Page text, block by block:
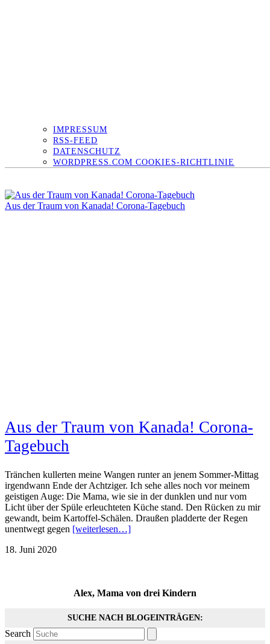
IMPRESSUM
RSS-FEED
DATENSCHUTZ
WORDPRESS.COM COOKIES-RICHTLINIE
Aus der Traum von Kanada! Corona-Tagebuch
Aus der Traum von Kanada! Corona-
Tagebuch
Tränchen kullerten meine Wangen runter an jenem Sommer-Mittag
irgendwann Ende der Achtziger. Ich sehe alles noch vor meinem
geistigen Auge: Die Mama, wie sie in der dunklen und nur vom
Licht über der Spüle erleuchteten Küche stand. Den Rücken zu mir
gewandt, beim Kartoffel-Schälen. Draußen pladderte der Regen
unentwegt gegen [weiterlesen…]
18. Juni 2020
Alex, Mama von drei Kindern
SUCHE NACH BLOGEINTRÄGEN:
Search